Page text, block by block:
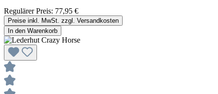
Regulärer Preis: 77,95 €
Preise inkl. MwSt. zzgl. Versandkosten
In den Warenkorb